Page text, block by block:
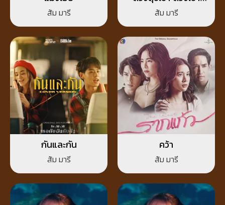
ส้ม มารี
แทรก
ส้ม มารี
กันและกัน
ส้ม มารี
คว้า
ส้ม มารี